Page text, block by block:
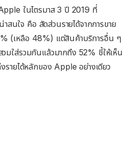
ในไตรมาส 3 ปี 2019 ที่
นใจ คือ สัดส่วนรายได้จากการขาย
(เหลือ 48%) แต่สินค้าบริการอื่น ๆ
ใส่รวมกันแล้วมากถึง 52% ชี้ให้เห็น
รายได้หลักของ Apple อย่างเดียว